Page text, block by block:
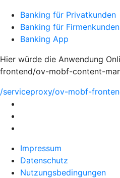
Banking für Privatkunden
Banking für Firmenkunden
Banking App
Hier würde die Anwendung
frontend/ov-mobf-content-
/serviceproxy/ov-mobf-
Impressum
Datenschutz
Nutzungsbedingungen